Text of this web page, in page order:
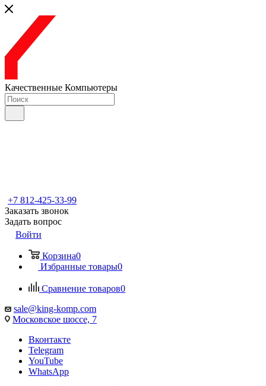
Качественные Компьютеры
+7 812-425-33-99
Заказать звонок
Задать вопрос
Войти
Корзина0
Избранные товары0
Сравнение товаров0
sale@king-komp.com
Московское шоссе, 7
Вконтакте
Telegram
YouTube
WhatsApp